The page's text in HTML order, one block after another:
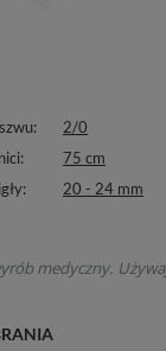
2/0
75 cm
20 - 24 mm
medyczny.